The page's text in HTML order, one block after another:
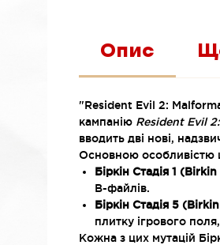
Опис
"Resident Evil 2:
кампанію Resident Evil
вводить дві нові,
Основною особливістю
Біркін Стадія 1
B-файлів.
Біркін Стадія 5
плитку ігрового
Кожна з цих мутацій